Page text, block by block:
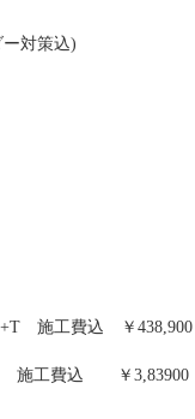
ダー対策込)
+T 施工費込 ￥438,900
施工費込 ￥3,83900